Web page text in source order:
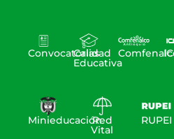
Convocatorias
Calidad
Educativa
MinieducaciónRed
Vital
RUPEI